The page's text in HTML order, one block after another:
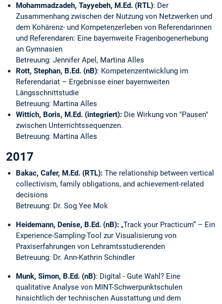
Mohammadzadeh, Tayyebeh, M.Ed. (RTL): Der
Zusammenhang zwischen der Nutzung von Netzwerken und
dem Kohärenz- und Kompetenzerleben von Referendarinnen
und Referendaren: Eine bayernweite Fragenbogenerhebung
an Gymnasien
Betreuung: Jennifer Apel, Martina Alles
Rott, Stephan, B.Ed. (nB): Kompetenzentwicklung im
Referendariat – Ergebnisse einer bayernweiten
Längsschnittstudie
Betreuung: Martina Alles
Wittich, Boris, M.Ed. (integriert): Die Wirkung von "Pausen"
zwischen Unterrichtssequenzen.
Betreuung: Martina Alles
2017
Bakac, Cafer, M.Ed. (RTL): The relationship between vertical
collectivism, family obligations, and achievement-related
decisions
Betreuung: Dr. Sog Yee Mok
Heidemann, Denise, B.Ed. (nB): „Track your Practicum“ – Ein
Experience-Sampling-Tool zur Visualisierung von
Praxiserfahrungen von Lehramtsstudierenden
Betreuung: Dr. Ann-Kathrin Schindler
Munk, Simon, B.Ed. (nB): Digital - Gute Wahl? Eine
qualitative Analyse von MINT-Schwerpunktschulen
hinsichtlich der technischen Ausstattung und dem